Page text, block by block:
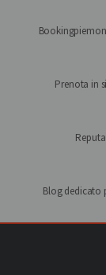
Prenota in
Blog dedicato